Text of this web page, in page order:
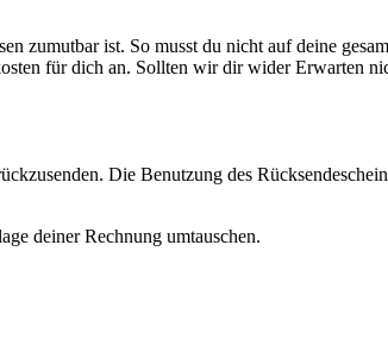
zumutbar ist. So musst du nicht auf deine
für dich an. Sollten wir dir wider Erwarten
Die Benutzung des
deiner Rechnung umtauschen.